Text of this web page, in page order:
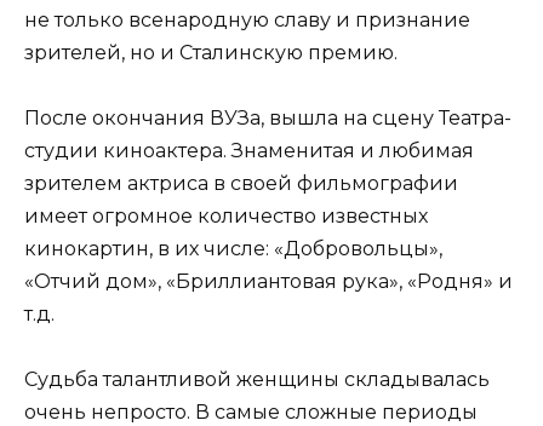
не только всенародную славу и признание
зрителей, но и Сталинскую премию.
После окончания ВУЗа, вышла на сцену Театра-
студии киноактера. Знаменитая и любимая
зрителем актриса в своей фильмографии
имеет огромное количество известных
кинокартин, в их числе: «Добровольцы»,
«Отчий дом», «Бриллиантовая рука», «Родня» и
т.д.
Судьба талантливой женщины складывалась
очень непросто. В самые сложные периоды